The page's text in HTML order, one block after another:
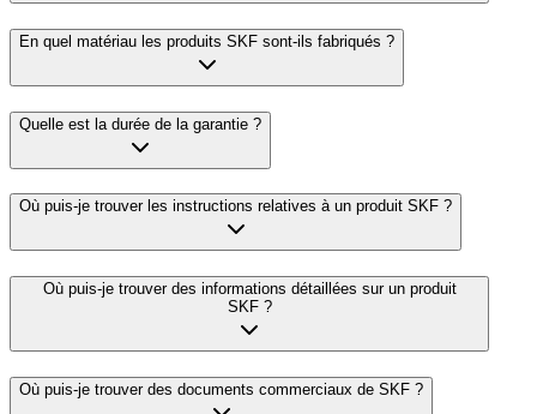
En quel matériau les produits SKF sont-ils fabriqués ?
Quelle est la durée de la garantie ?
Où puis-je trouver les instructions relatives à un produit SKF ?
Où puis-je trouver des informations détaillées sur un produit
SKF ?
Où puis-je trouver des documents commerciaux de SKF ?